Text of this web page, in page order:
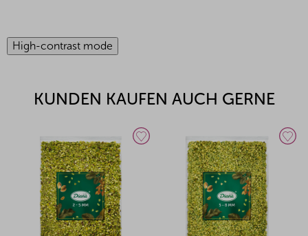
High-contrast mode
KUNDEN KAUFEN AUCH GERNE